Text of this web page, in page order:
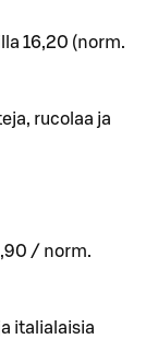
16,20 (norm.
rucolaa ja
/ norm.
italialaisia